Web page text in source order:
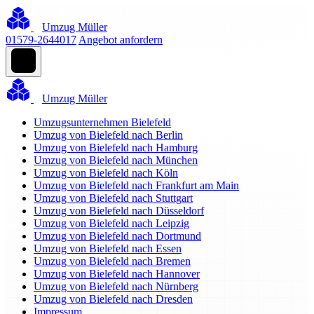
Umzug Müller
01579-2644017 Angebot anfordern
Umzug Müller
Umzugsunternehmen Bielefeld
Umzug von Bielefeld nach Berlin
Umzug von Bielefeld nach Hamburg
Umzug von Bielefeld nach München
Umzug von Bielefeld nach Köln
Umzug von Bielefeld nach Frankfurt am Main
Umzug von Bielefeld nach Stuttgart
Umzug von Bielefeld nach Düsseldorf
Umzug von Bielefeld nach Leipzig
Umzug von Bielefeld nach Dortmund
Umzug von Bielefeld nach Essen
Umzug von Bielefeld nach Bremen
Umzug von Bielefeld nach Hannover
Umzug von Bielefeld nach Nürnberg
Umzug von Bielefeld nach Dresden
Impressum